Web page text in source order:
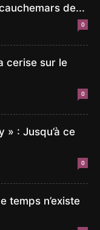
de...
0
cerise sur le
0
» : Jusqu’à ce
0
temps n’existe